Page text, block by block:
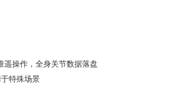
遥操作，全身关节数据落盘
特殊场景